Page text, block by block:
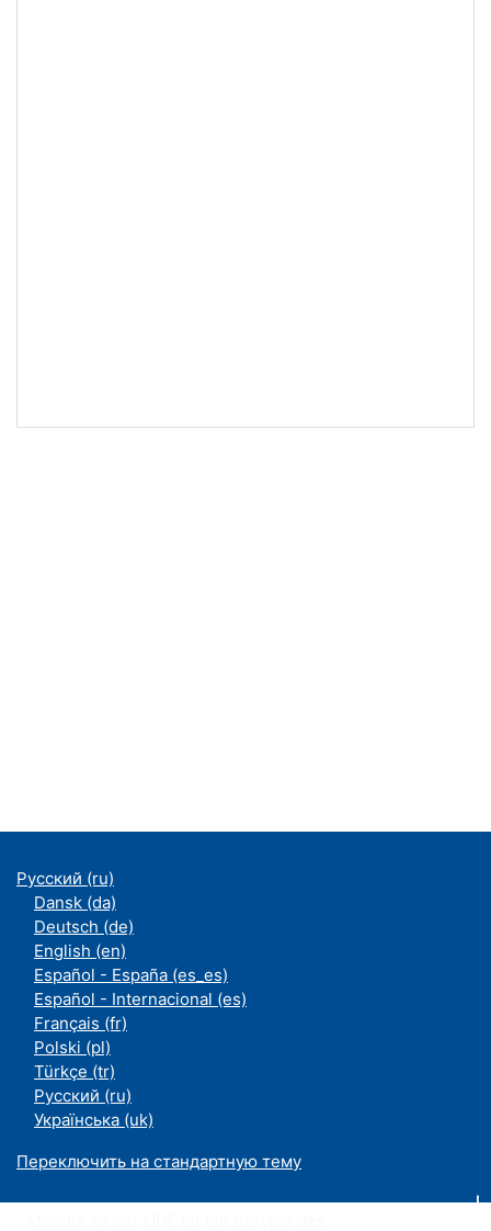
Русский ‎(ru)‎
Dansk ‎(da)‎
Deutsch ‎(de)‎
English ‎(en)‎
Español - España ‎(es_es)‎
Español - Internacional ‎(es)‎
Français ‎(fr)‎
Polski ‎(pl)‎
Türkçe ‎(tr)‎
Русский ‎(ru)‎
Українська ‎(uk)‎
Переключить на стандартную тему